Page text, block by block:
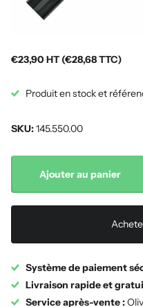
€23,90 HT (€28,68 TTC)
Produit en stock et
SKU:145.550.00
Ajouter au panier
Système de paiement
Livraison rapide et
Service après-vente :